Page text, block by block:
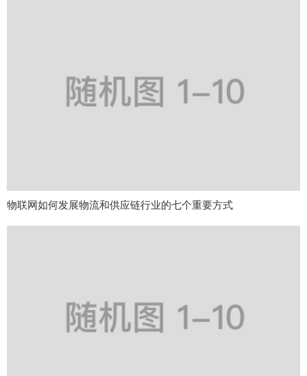
物联网如何发展物流和供应链行业的七个重要方式